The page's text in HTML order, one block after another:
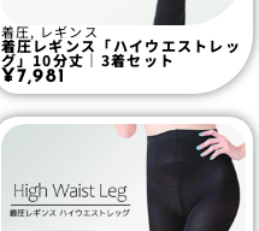
着圧, レギンス
着圧レギンス「ハイウエストレッ
グ」10分丈｜3着セット
¥7,981